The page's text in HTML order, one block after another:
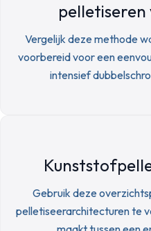
Vergelijk deze methode
voorbereid voor een
intensief
Gebruik deze
pelletiseerarchitecturen te